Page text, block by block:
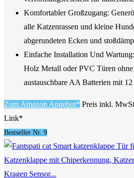
Komfortabler Großzugang:
alle Katzenrassen und kleine
abgerundeten Ecken und
Einfache Installation Und
Holz Metall oder PVC Türen
austauschbare AA Batterien mit
Zum Amazon Angebot* Preis inkl.
Link*
Bestseller Nr. 9